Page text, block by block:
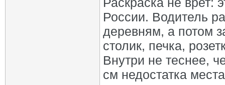
России. Водитель
деревням, а потом
столик, печка,
Внутри не теснее,
см недостатка